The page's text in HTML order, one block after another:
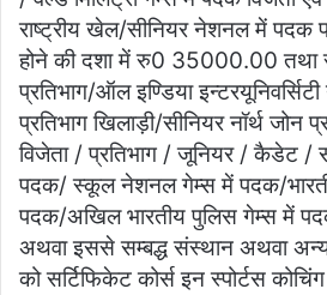
राष्ट्रीय खेल/सीनियर नेशनल में पदक
होने की दशा में रु0 35000.00 तथा
प्रतिभाग/ऑल इण्डिया
प्रतिभाग खिलाड़ी/सीनियर नॉर्थ जोन
विजेता / प्रतिभाग / जूनियर / कैडेट
पदक/ स्कूल नेशनल गेम्स में पदक/
पदक/अखिल भारतीय पुलिस गेम्स में
अथवा इससे सम्बद्ध संस्थान अथवा अन्य
को सर्टिफिकेट कोर्स इन स्पोर्टस